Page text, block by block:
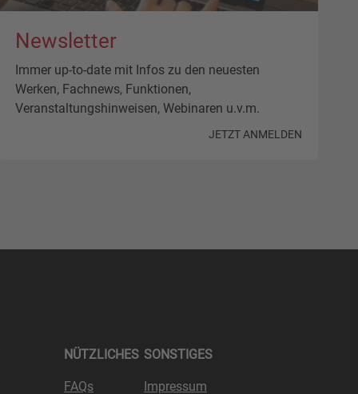
Newsletter
Immer up-to-date mit Infos zu den neuesten
Werken, Fachnews, Funktionen,
Veranstaltungshinweisen, Webinaren u.v.m.
JETZT ANMELDEN
NÜTZLICHES
FAQs
SONSTIGES
Impressum